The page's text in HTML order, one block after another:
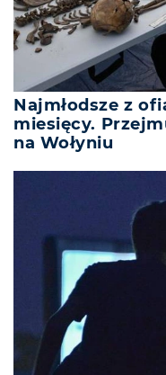
Najmłodsze z
miesięcy.
na Wołyniu